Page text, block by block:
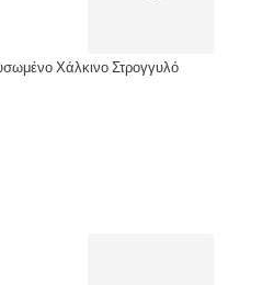
Χάλκινο Στρογγυλό